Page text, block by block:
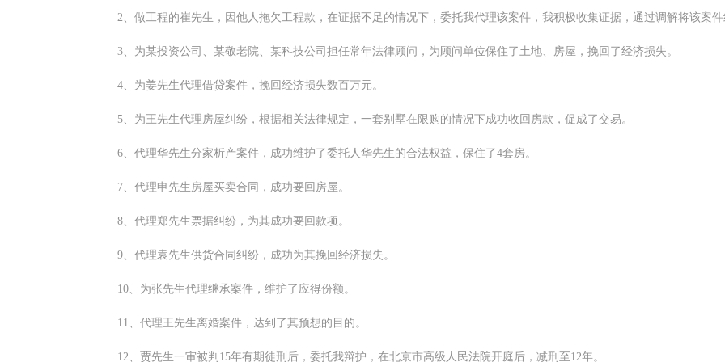
2、做工程的崔先生，因他人拖欠工程款，在证据不足的情况下，委托我代理该案件，我积极收集证据，通过调解将该案
3、为某投资公司、某敬老院、某科技公司担任常年法律顾问，为顾问单位保住了土地、房屋，挽回了经济损失。
4、为姜先生代理借贷案件，挽回经济损失数百万元。
5、为王先生代理房屋纠纷，根据相关法律规定，一套别墅在限购的情况下成功收回房款，促成了交易。
6、代理华先生分家析产案件，成功维护了委托人华先生的合法权益，保住了4套房。
7、代理申先生房屋买卖合同，成功要回房屋。
8、代理郑先生票据纠纷，为其成功要回款项。
9、代理袁先生供货合同纠纷，成功为其挽回经济损失。
10、为张先生代理继承案件，维护了应得份额。
11、代理王先生离婚案件，达到了其预想的目的。
12、贾先生一审被判15年有期徒刑后，委托我辩护，在北京市高级人民法院开庭后，减刑至12年。